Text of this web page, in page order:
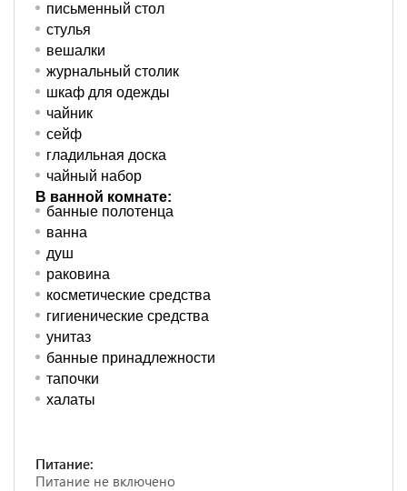
письменный стол
стулья
вешалки
журнальный столик
шкаф для одежды
чайник
сейф
гладильная доска
чайный набор
В ванной комнате:
банные полотенца
ванна
душ
раковина
косметические средства
гигиенические средства
унитаз
банные принадлежности
тапочки
халаты
Питание:
Питание не включено